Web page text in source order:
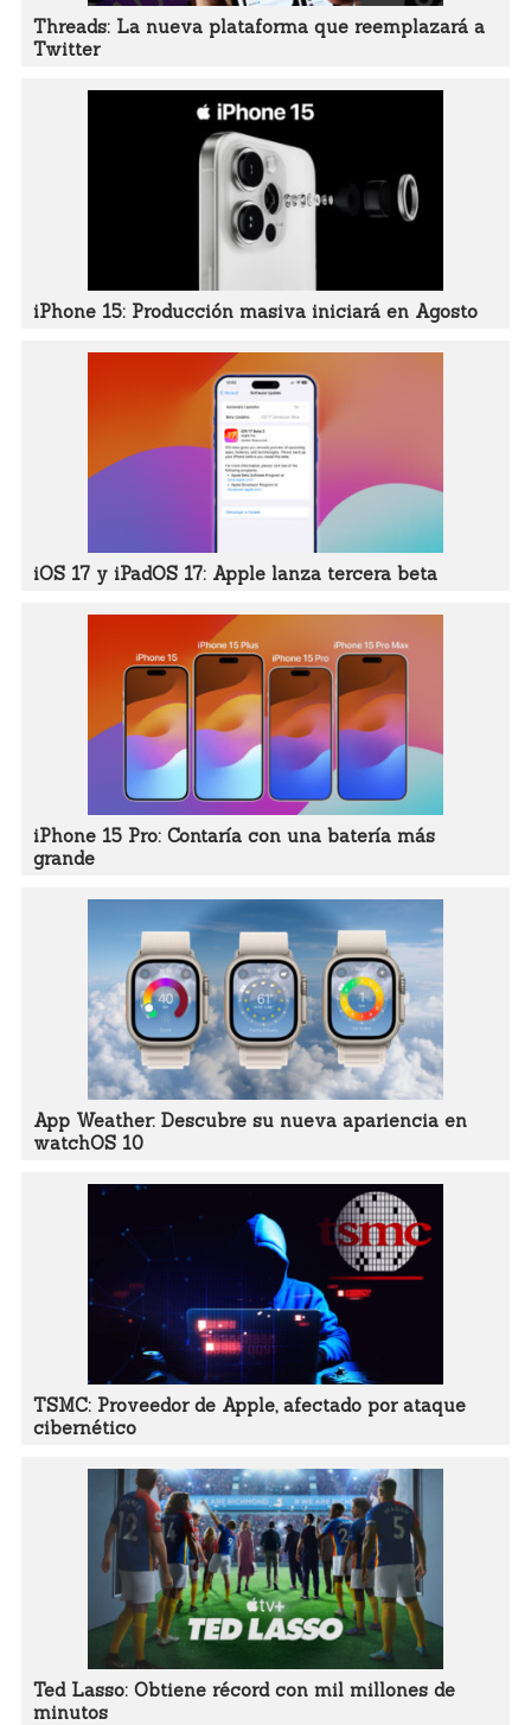
Threads: La nueva plataforma que reemplazará a
Twitter
iPhone 15: Producción masiva iniciará en Agosto
iOS 17 y iPadOS 17: Apple lanza tercera beta
iPhone 15 Pro: Contaría con una batería más
grande
App Weather: Descubre su nueva apariencia en
watchOS 10
TSMC: Proveedor de Apple, afectado por ataque
cibernético
Ted Lasso: Obtiene récord con mil millones de
minutos